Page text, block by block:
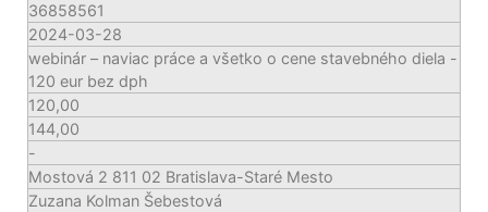
36858561
2024-03-28
webinár – naviac práce a všetko o cene stavebného diela -
120 eur bez dph
120,00
144,00
-
Mostová 2 811 02 Bratislava-Staré Mesto
Zuzana Kolman Šebestová